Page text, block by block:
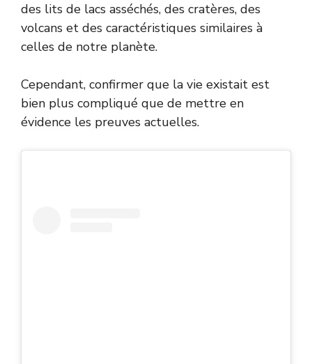
des lits de lacs asséchés, des cratères, des
volcans et des caractéristiques similaires à
celles de notre planète.
Cependant, confirmer que la vie existait est
bien plus compliqué que de mettre en
évidence les preuves actuelles.